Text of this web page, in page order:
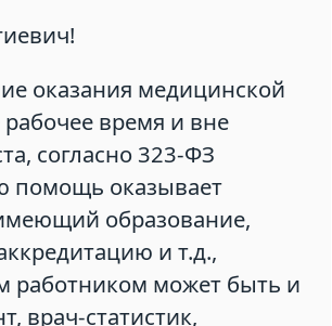
оказания медицинской
время и вне
согласно 323-ФЗ
помощь оказывает
образование,
и т.д.,
работником может быть и
врач-статистик,